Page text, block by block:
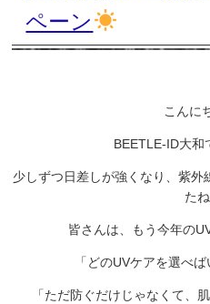
ペーン
こんに
BEETLE-ID大和
少しずつ日差しが強くなり、 紫外
たね
皆さんは、 もう今年の
「どのUVケアを選べ
「ただ防ぐだけじゃなくて、